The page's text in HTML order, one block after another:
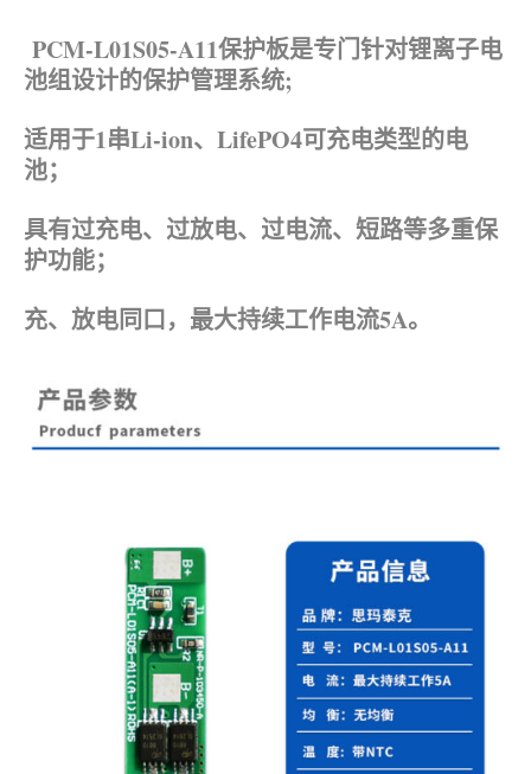
PCM-L01S05-A11保护板是专门针对锂离子电
池组设计的保护管理系统;
适用于1串Li-ion、LifePO4可充电类型的电
池；
具有过充电、过放电、过电流、短路等多重保
护功能；
充、放电同口，最大持续工作电流5A。